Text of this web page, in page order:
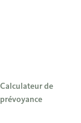
Calculateur de
prévoyance